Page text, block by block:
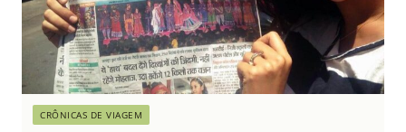
CRÔNICAS DE VIAGEM